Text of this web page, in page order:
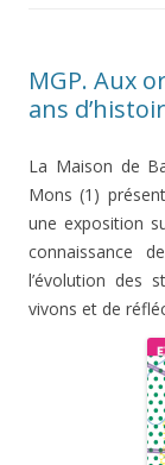
MGP. Aux
ans
La Maison de
Mons (1)
une exposition
connaissance
l’évolution des
vivons et de